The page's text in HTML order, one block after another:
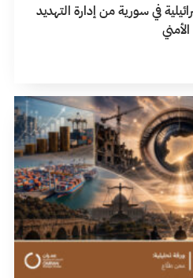
في سورية من إدارة التهديد